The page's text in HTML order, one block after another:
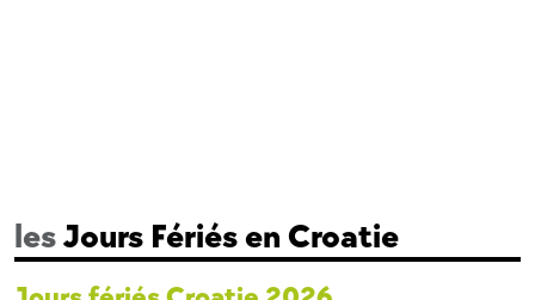
lesJours Fériés en Croatie